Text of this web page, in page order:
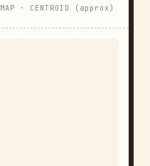
MAP · CENTROID (approx)